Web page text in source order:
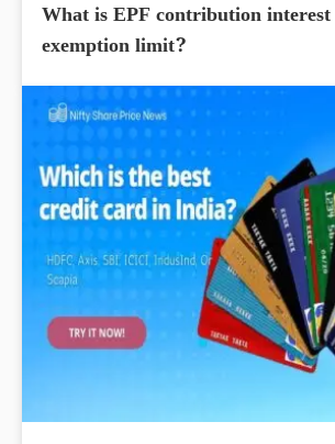
What is EPF contribution
exemption limit?